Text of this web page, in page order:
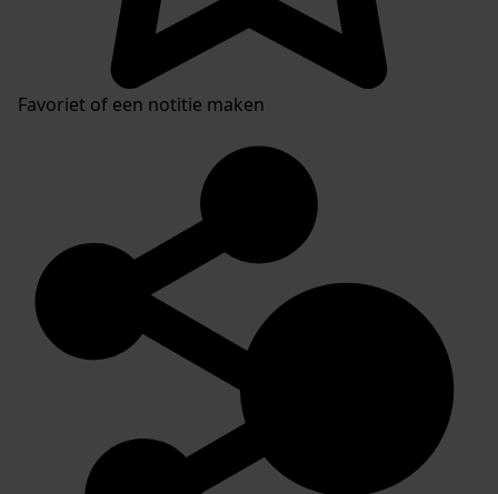
Favoriet of een notitie maken